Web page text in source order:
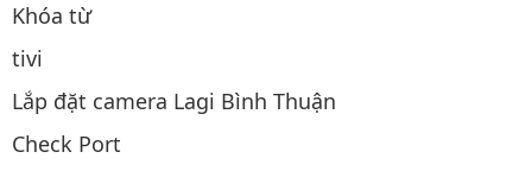
Khóa từ
tivi
Lắp đặt camera Lagi Bình Thuận
Check Port